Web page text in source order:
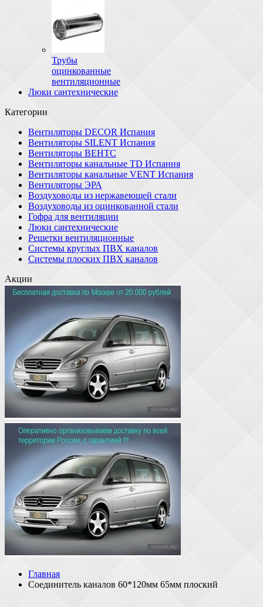
Трубы
оцинкованные
вентиляционные
Люки сантехнические
Категории
Вентиляторы DECOR Испания
Вентиляторы SILENT Испания
Вентиляторы ВЕНТС
Вентиляторы канальные TD Испания
Вентиляторы канальные VENT Испания
Вентиляторы ЭРА
Воздуховоды из нержавеющей стали
Воздуховоды из оцинкованной стали
Гофра для вентиляции
Люки сантехнические
Решетки вентиляционные
Системы круглых ПВХ каналов
Системы плоских ПВХ каналов
Акции
Главная
Соединитель каналов 60*120мм 65мм плоский